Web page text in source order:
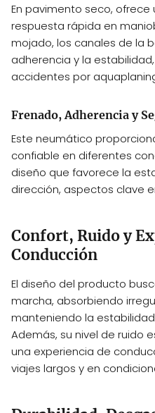
En pavimento seco,
respuesta rápida en
mojado, los canales de la
adherencia y la
accidentes por
Frenado, Adherencia y
Este neumático
confiable en diferentes
diseño que favorece la
dirección, aspectos clave
Confort, Ruido y
Conducción
El diseño del producto
marcha, absorbiendo
manteniendo la
Además, su nivel de ruido
una experiencia de
viajes largos y en